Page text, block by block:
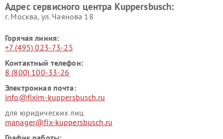
Ремонт сушильных машин Kuppersbusch
Адрес сервисного центра Kuppersbusch:
г. Москва, ул. Чаянова 18
Горячая линия:
+7 (495) 023-73-25
Контактный телефон:
8 (800) 100-33-26
Электронная почта:
info@fixim-kuppersbusch.ru
для юридических лиц
manager@fix-kuppersbusch.ru